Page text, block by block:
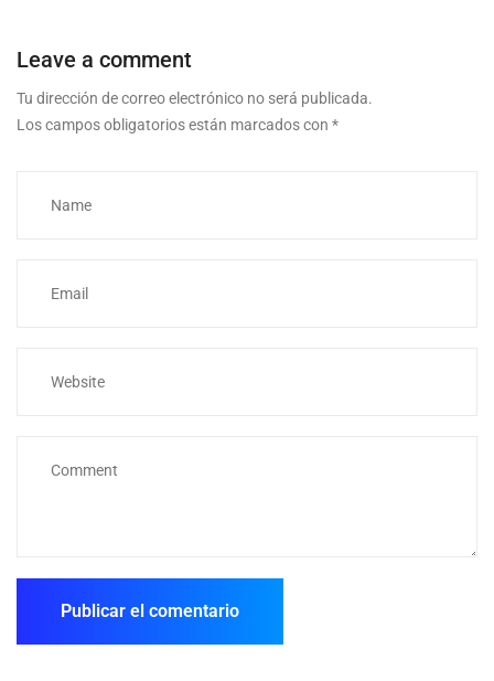
Leave a comment
Tu dirección de correo electrónico no será publicada.
Los campos obligatorios están marcados con *